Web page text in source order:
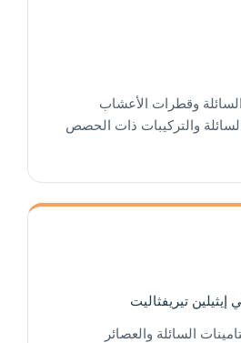
وقطرات الأعشاب
والتركيبات ذات الحصص
تيريفثاليت
السائلة والعصائر